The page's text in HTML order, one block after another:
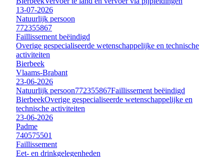
13-07-2026
Natuurlijk persoon
772355867
Faillissement beëindigd
Overige gespecialiseerde wetenschappelijke en technische
activiteiten
Bierbeek
Vlaams-Brabant
23-06-2026
Natuurlijk persoon772355867Faillissement beëindigd
BierbeekOverige gespecialiseerde wetenschappelijke en
technische activiteiten
23-06-2026
Padme
740575501
Faillissement
Eet- en drinkgelegenheden